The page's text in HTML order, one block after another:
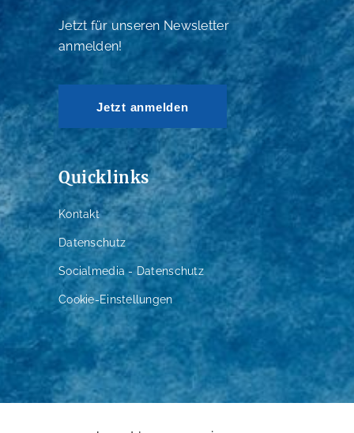
Jetzt für unseren Newsletter
anmelden!
Jetzt anmelden
Quicklinks
Kontakt
Datenschutz
Socialmedia - Datenschutz
Cookie-Einstellungen